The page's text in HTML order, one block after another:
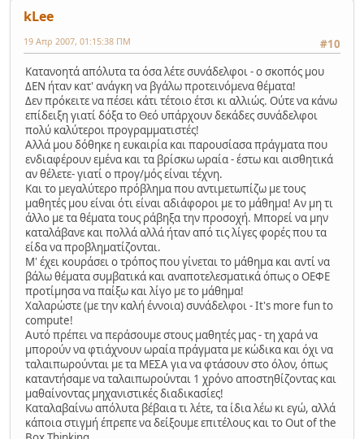
kLee
#10
19 Απρ 2007, 01:15:38 ΠΜ
Κατανοητά απόλυτα τα όσα λέτε συνάδελφοι - ο σκοπός μου
ΔΕΝ ήταν κατ' ανάγκη να βγάλω προτεινόμενα θέματα!
Δεν πρόκειτε να πέσει κάτι τέτοιο έτσι κι αλλιώς. Ούτε να κάνω
επίδειξη γιατί δόξα το Θεό υπάρχουν δεκάδες συνάδελφοι
πολύ καλύτεροι προγραμματιστές!
Αλλά μου δόθηκε η ευκαιρία και παρουσίασα πράγματα που
ενδιαφέρουν εμένα και τα βρίσκω ωραία - έστω και αισθητικά
αν θέλετε- γιατί ο προγ/μός είναι τέχνη.
Και το μεγαλύτερο πρόβλημα που αντιμετωπίζω με τους
μαθητές μου είναι ότι είναι αδιάφοροι με το μάθημα! Αν μη τι
άλλο με τα θέματα τους ράβηξα την προσοχή. Μπορεί να μην
καταλάβανε και πολλά αλλά ήταν από τις λίγες φορές που τα
είδα να προβληματίζονται.
Μ' έχει κουράσει ο τρόπος που γίνεται το μάθημα και αντί να
βάλω θέματα συμβατικά και αναποτελεσματικά όπως ο ΟΕΦΕ
προτίμησα να παίξω και λίγο με το μάθημα!
Χαλαρώστε (με την καλή έννοια) συνάδελφοι - It's more fun to
compute!
Αυτό πρέπει να περάσουμε στους μαθητές μας - τη χαρά να
μπορούν να φτιάχνουν ωραία πράγματα με κώδικα και όχι να
ταλαιπωρούνται με τα ΜΕΣΑ για να φτάσουν στο όλον, όπως
καταντήσαμε να ταλαιπωρούνται 1 χρόνο αποστηθίζοντας και
μαθαίνοντας μηχανιστικές διαδικασίες!
Καταλαβαίνω απόλυτα βέβαια τι λέτε, τα ίδια λέω κι εγώ, αλλά
κάποια στιγμή έπρεπε να δείξουμε επιτέλους και το Out of the